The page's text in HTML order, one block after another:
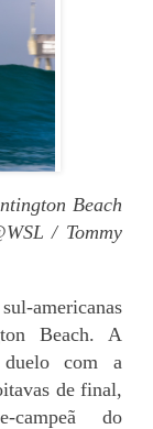
Beach
/ Tommy
Beach. A
com a
de final,
do